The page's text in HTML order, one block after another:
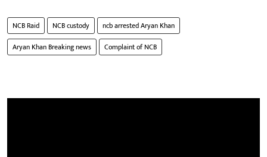
NCB Raid NCB custody
ncb arrested Aryan Khan
Aryan Khan Breaking news
Complaint of NCB